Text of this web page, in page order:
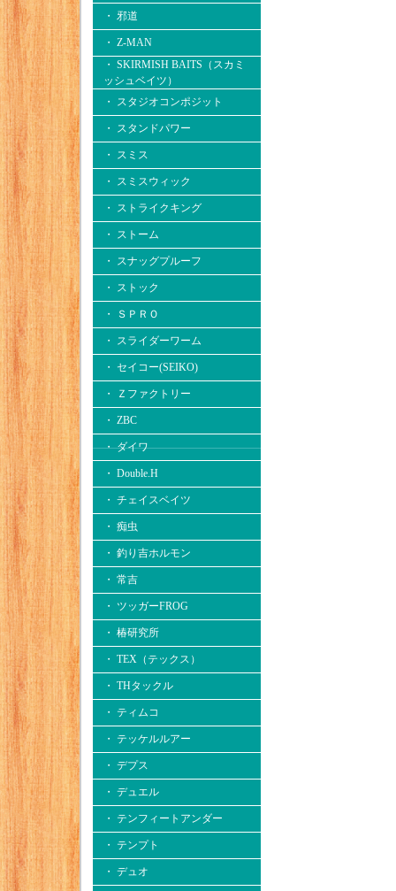
・ 邪道
・ Z-MAN
・ SKIRMISH BAITS（スカミ
ッシュベイツ）
・ スタジオコンポジット
・ スタンドパワー
・ スミス
・ スミスウィック
・ ストライクキング
・ ストーム
・ スナッグプルーフ
・ ストック
・ ＳＰＲＯ
・ スライダーワーム
・ セイコー(SEIKO)
・ Ｚファクトリー
・ ZBC
・ ダイワ
・ Double.H
・ チェイスベイツ
・ 痴虫
・ 釣り吉ホルモン
・ 常吉
・ ツッガーFROG
・ 椿研究所
・ TEX（テックス）
・ THタックル
・ ティムコ
・ テッケルルアー
・ デプス
・ デュエル
・ テンフィートアンダー
・ テンプト
・ デュオ